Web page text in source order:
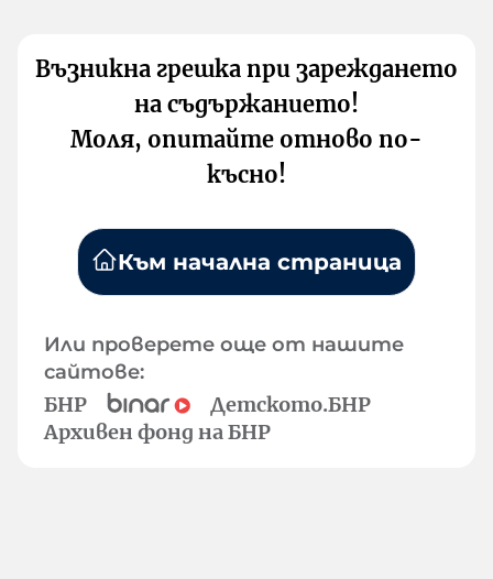
Възникна грешка при зареждането
на съдържанието!
Моля, опитайте отново по-
късно!
Към начална страница
Или проверете още от нашите
сайтове:
БНР
Детското.БНР
Архивен фонд на БНР